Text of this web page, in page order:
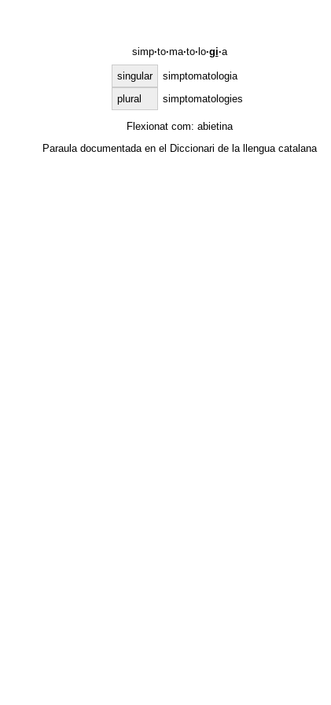
simp·to·ma·to· lo·gi·a
singular
simptomatologia
plural
simptomatologies
Flexionat com: abietina
Paraula documentada en el Diccionari de la llengua catalana